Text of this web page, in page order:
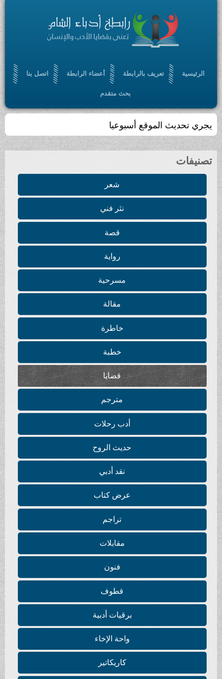
الرئيسية تعريف بالرابطة أعضاء الرابطة اتصل بنا
بحث متقدم
يجري تحديث الموقع أسبوعيا
تصنيفات
شعر
نثر فني
قصة
رواية
مسرحية
مقالة
خاطرة
خطبة
قضايا
مترجم
أدب رحلات
حديث الروح
نقد أدبي
عرض كتاب
تراجم
مقابلات
فنون
قطوف
برقيات أدبية
واحة الإخاء
كاريكاتير